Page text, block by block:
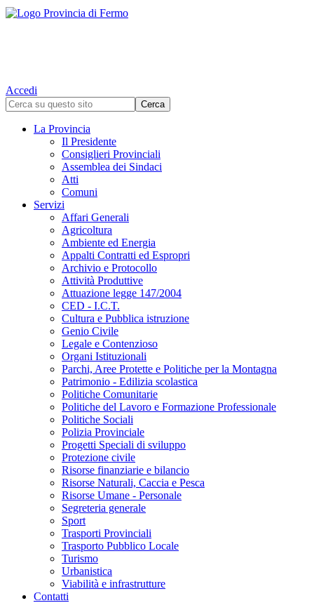
Accedi
La Provincia
Il Presidente
Consiglieri Provinciali
Assemblea dei Sindaci
Atti
Comuni
Servizi
Affari Generali
Agricoltura
Ambiente ed Energia
Appalti Contratti ed Espropri
Archivio e Protocollo
Attività Produttive
Attuazione legge 147/2004
CED - I.C.T.
Cultura e Pubblica istruzione
Genio Civile
Legale e Contenzioso
Organi Istituzionali
Parchi, Aree Protette e Politiche per la Montagna
Patrimonio - Edilizia scolastica
Politiche Comunitarie
Politiche del Lavoro e Formazione Professionale
Politiche Sociali
Polizia Provinciale
Progetti Speciali di sviluppo
Protezione civile
Risorse finanziarie e bilancio
Risorse Naturali, Caccia e Pesca
Risorse Umane - Personale
Segreteria generale
Sport
Trasporti Provinciali
Trasporto Pubblico Locale
Turismo
Urbanistica
Viabilità e infrastrutture
Contatti